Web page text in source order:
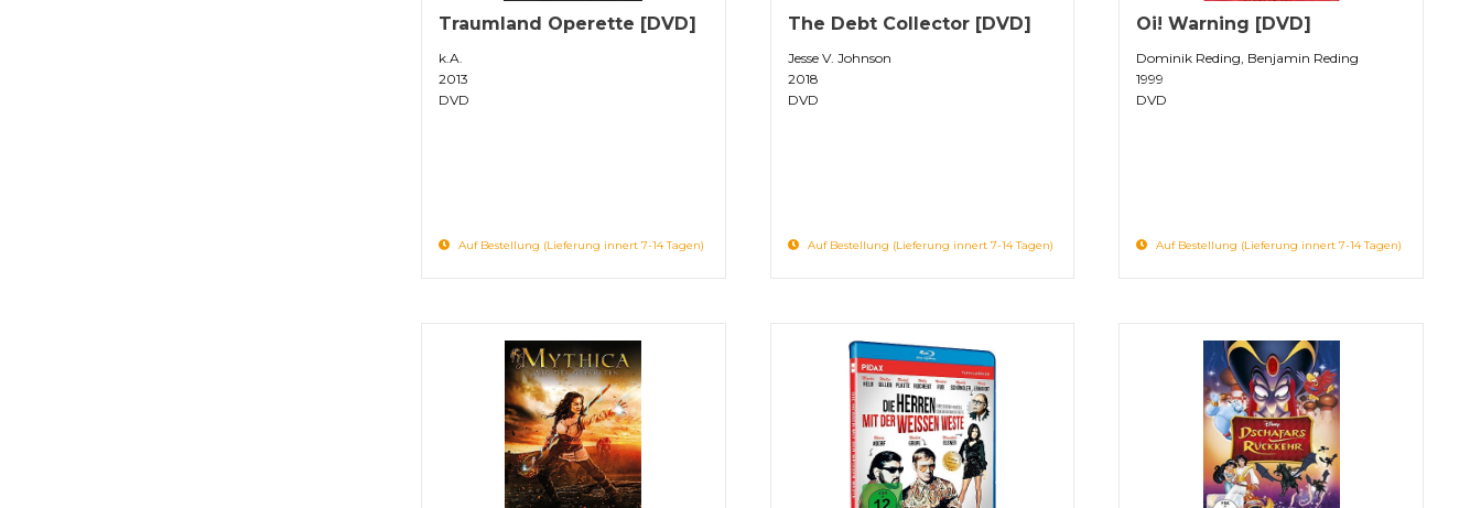
Traumland Operette [DVD]
k.A.
2013
DVD
Auf Bestellung (Lieferung innert 7-14 Tagen)
The Debt Collector [DVD]
Jesse V. Johnson
2018
DVD
Auf Bestellung (Lieferung innert 7-14 Tagen)
Oi! Warning [DVD]
Dominik Reding, Benjamin Reding
1999
DVD
Auf Bestellung (Lieferung innert 7-14 Tagen)